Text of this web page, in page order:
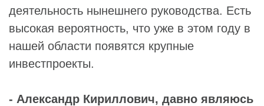
деятельность нынешнего руководства. Есть
высокая вероятность, что уже в этом году в
нашей области появятся крупные
инвестпроекты.
- Александр Кириллович, давно являюсь